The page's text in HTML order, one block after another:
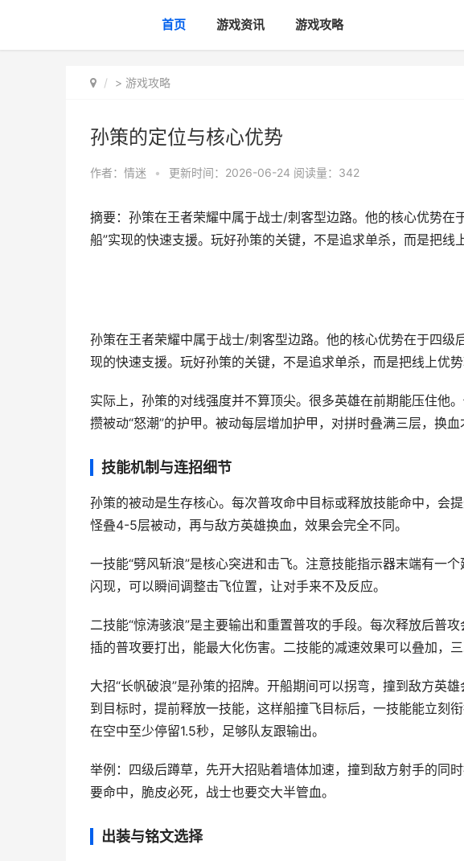
首页 游戏资讯 游戏攻略
> 游戏攻略
孙策的定位与核心优势
作者： 情迷 • 更新时间：2026-06-24 阅读量：342
摘要：孙策在王者荣耀中属于战士/刺客型边路。他的核心优势在
船”实现的快速支援。玩好孙策的关键，不是追求单杀，而是把线
孙策在王者荣耀中属于战士/刺客型边路。他的核心优势在于四级
现的快速支援。玩好孙策的关键，不是追求单杀，而是把线上优势
实际上，孙策的对线强度并不算顶尖。很多英雄在前期能压住他
攒被动“怒潮”的护甲。被动每层增加护甲，对拼时叠满三层，换血
技能机制与连招细节
孙策的被动是生存核心。每次普攻命中目标或释放技能命中，会
怪叠4-5层被动，再与敌方英雄换血，效果会完全不同。
一技能“劈风斩浪”是核心突进和击飞。注意技能指示器末端有一
闪现，可以瞬间调整击飞位置，让对手来不及反应。
二技能“惊涛骇浪”是主要输出和重置普攻的手段。每次释放后普
插的普攻要打出，能最大化伤害。二技能的减速效果可以叠加，
大招“长帆破浪”是孙策的招牌。开船期间可以拐弯，撞到敌方英
到目标时，提前释放一技能，这样船撞飞目标后，一技能能立刻
在空中至少停留1.5秒，足够队友跟输出。
举例：四级后蹲草，先开大招贴着墙体加速，撞到敌方射手的同
要命中，脆皮必死，战士也要交大半管血。
出装与铭文选择